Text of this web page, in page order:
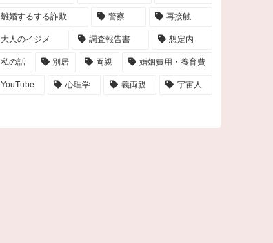
離婚するする詐欺 警察 再接触
大人のイジメ 調査報告書 想定内
私の話 別居 両親 婚姻費用・養育費
YouTube 心理学 義両親 宇宙人